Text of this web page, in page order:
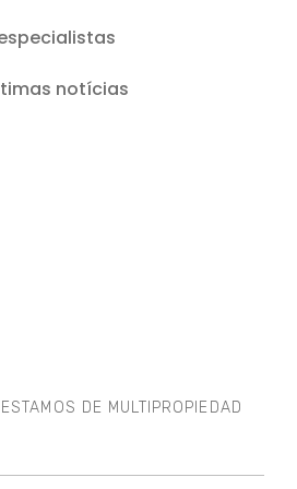
notícias
DE MULTIPROPIEDAD